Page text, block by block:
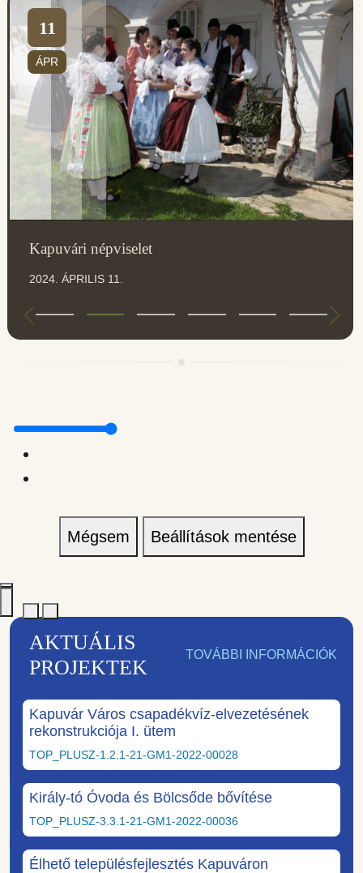
11
ÁPR
Kapuvári népviselet
2024. ÁPRILIS 11.
Mégsem Beállítások mentése
AKTUÁLIS
PROJEKTEK
TOVÁBBI INFORMÁCIÓK
Kapuvár Város csapadékvíz-elvezetésének
rekonstrukciója I. ütem
TOP_PLUSZ-1.2.1-21-GM1-2022-00028
Király-tó Óvoda és Bölcsőde bővítése
TOP_PLUSZ-3.3.1-21-GM1-2022-00036
Élhető településfejlesztés Kapuváron